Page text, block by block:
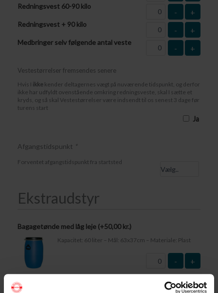
Redningsvest 60-90 kilo
- +
Redningsvest + 90 kilo
- +
Medbringer selv følgende antal veste
- +
Vestestørrelser fremsendes senere
Hvis I ikke kender deltagernes vægt på nuværende tidspunkt, og derfor
ikke har udfyldt ovenstående omkring redningsveste, skal I sætte et
kryds, og så skal Vestestørrelser være indsendt til os senest 3 dage før
turens start
Ja
Afgangstidspunkt *
Forventet afgangstidspunkt fra startsted
Ekstraudstyr
Bagagetønde med låg leje (+50,00kr.)
Kapacitet: 60 liter – Mål: 63x37cm – Materiale: Plast
- +
Vandtæt Pakpose Large (+